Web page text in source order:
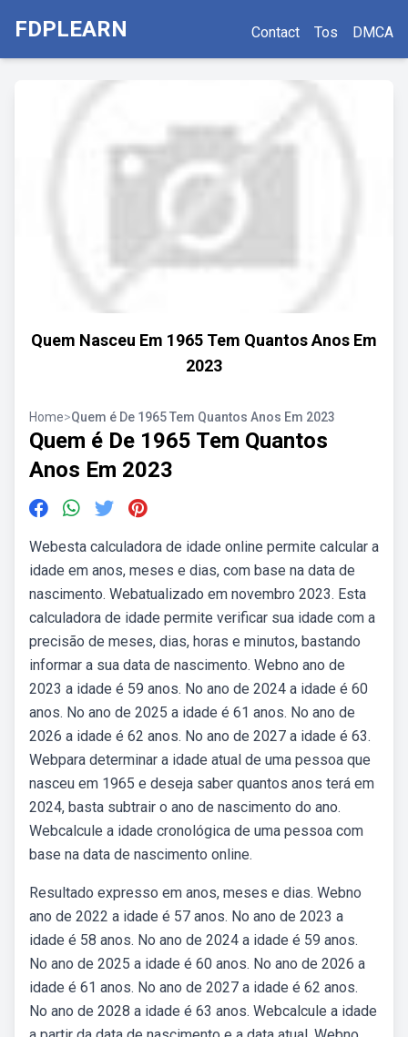
FDPLEARN Contact Tos DMCA
Quem Nasceu Em 1965 Tem Quantos Anos Em
2023
Home>Quem é De 1965 Tem Quantos Anos Em 2023
Quem é De 1965 Tem Quantos
Anos Em 2023
Webesta calculadora de idade online permite calcular a
idade em anos, meses e dias, com base na data de
nascimento. Webatualizado em novembro 2023. Esta
calculadora de idade permite verificar sua idade com a
precisão de meses, dias, horas e minutos, bastando
informar a sua data de nascimento. Webno ano de
2023 a idade é 59 anos. No ano de 2024 a idade é 60
anos. No ano de 2025 a idade é 61 anos. No ano de
2026 a idade é 62 anos. No ano de 2027 a idade é 63.
Webpara determinar a idade atual de uma pessoa que
nasceu em 1965 e deseja saber quantos anos terá em
2024, basta subtrair o ano de nascimento do ano.
Webcalcule a idade cronológica de uma pessoa com
base na data de nascimento online.
Resultado expresso em anos, meses e dias. Webno
ano de 2022 a idade é 57 anos. No ano de 2023 a
idade é 58 anos. No ano de 2024 a idade é 59 anos.
No ano de 2025 a idade é 60 anos. No ano de 2026 a
idade é 61 anos. No ano de 2027 a idade é 62 anos.
No ano de 2028 a idade é 63 anos. Webcalcule a idade